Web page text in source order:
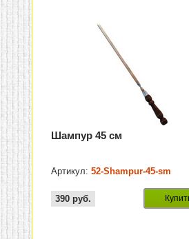
Шампур 45 см
Артикул:52-Shampur-45-sm
390 руб.